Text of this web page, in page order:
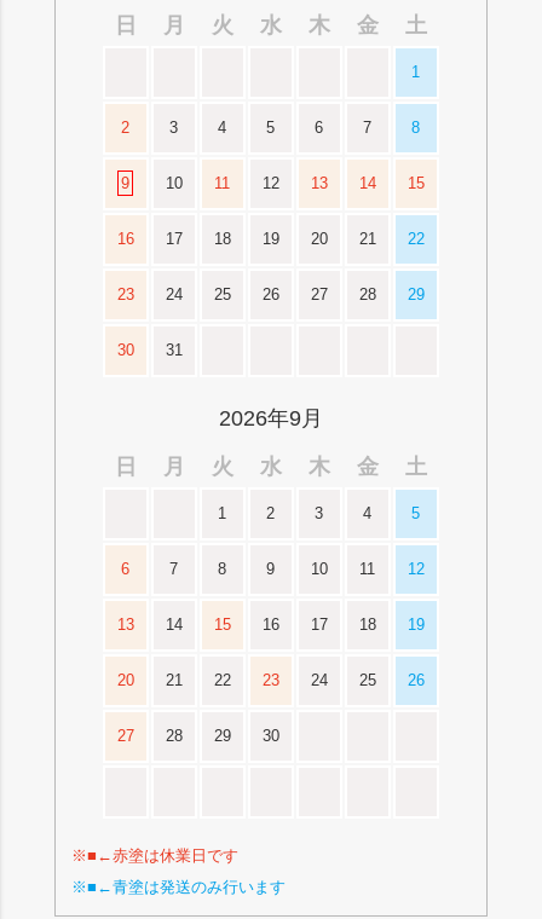
日
月 火 水 木 金 土
1
2 3 4 5 6 7 8
9 10 11 12 13 14 15
16 17 18 19 20 21 22
23 24 25 26 27 28 29
30 31
2026年9月
日
月 火 水 木 金 土
1 2 3 4 5
6 7 8 9 10 11 12
13 14 15 16 17 18 19
20 21 22 23 24 25 26
27 28 29 30
※■←赤塗は休業日です
※■←青塗は発送のみ行います